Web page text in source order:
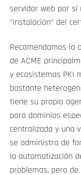
servidor web por sí
"instalación" del
Recomendamos la
de ACME
y ecosistemas PKI
bastante
tiene su propio
para dominios
centralizada y una
se administra de
la automatización
problemas, pero